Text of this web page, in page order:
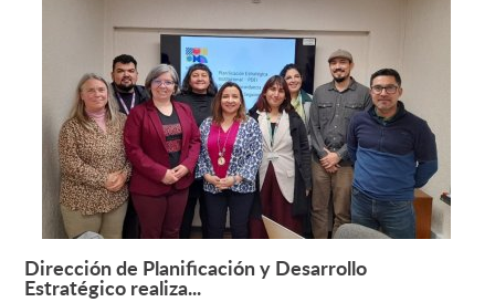
Leer más +
Dirección de Planificación y Desarrollo
Estratégico realiza...